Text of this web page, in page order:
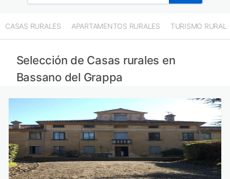
CASAS RURALES APARTAMENTOS RURALES TURISMO RURAL
Selección de Casas rurales en
Bassano del Grappa